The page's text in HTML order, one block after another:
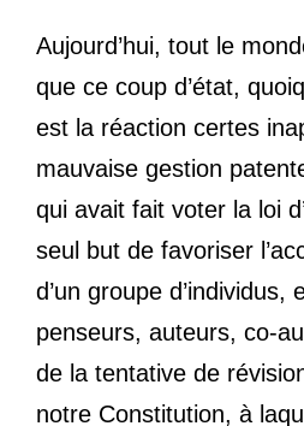
Aujourd’hui, tout le
que ce coup d’état,
est la réaction certes
mauvaise gestion
qui avait fait voter la loi
seul but de favoriser
d’un groupe d’individus,
penseurs, auteurs, co-
de la tentative de
notre Constitution, à